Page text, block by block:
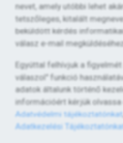
nevet, amely utóbbi lehet
tetszőleges, kitalált
beküldött kérdés
válasz e-mail
Egyúttal felhívjuk a
válaszol" funkció
adatok általunk történő
információért kérjük olvassa
Adatvédelmi tájékoztatónkat
Adatkezelési